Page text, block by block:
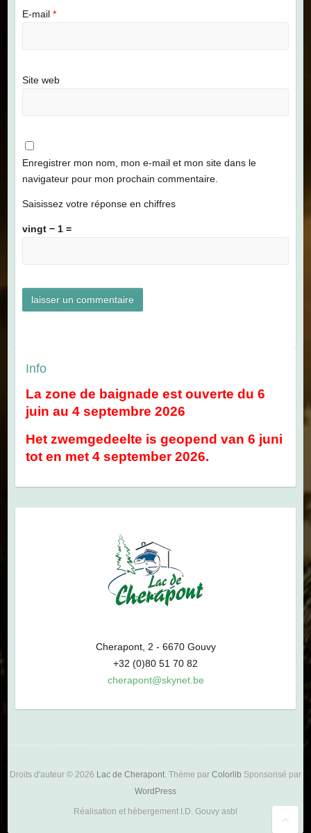
E-mail *
Site web
Enregistrer mon nom, mon e-mail et mon site dans le
navigateur pour mon prochain commentaire.
Saisissez votre réponse en chiffres
vingt − 1 =
Info
La zone de baignade est ouverte du 6
juin au 4 septembre 2026
Het zwemgedeelte is geopend van 6 juni
tot en met 4 september 2026.
Cherapont, 2 - 6670 Gouvy
+32 (0)80 51 70 82
cherapont@skynet.be
Droits d'auteur © 2026 Lac de Cherapont . Thème par Colorlib Sponsorisé par
WordPress
Réalisation et hébergement I.D. Gouvy asbl